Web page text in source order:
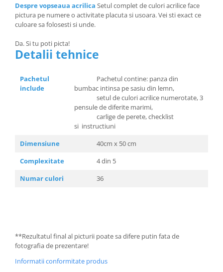
Despre vopseaua acrilica Setul complet de culori acrilice face
pictura pe numere o activitate placuta si usoara. Vei sti exact ce
culoare sa folosesti si unde.
Da. Si tu poti picta!
Detalii tehnice
Pachetul
include
Pachetul contine: panza din
bumbac intinsa pe sasiu din lemn,
setul de culori acrilice numerotate, 3
pensule de diferite marimi,
carlige de perete, checklist
si instructiuni
Dimensiune
40cm x 50 cm
Complexitate
4 din 5
Numar culori
36
**Rezultatul final al picturii poate sa difere putin fata de
fotografia de prezentare!
Informatii conformitate produs